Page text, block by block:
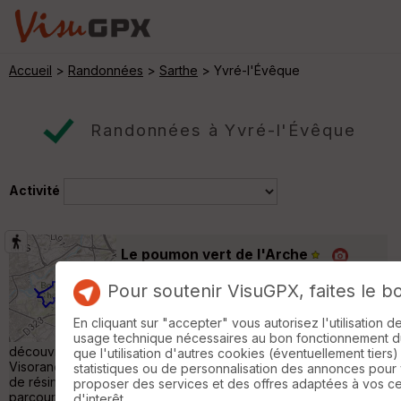
Accueil > Randonnées > Sarthe > Yvré-l'Évêque
Randonnées à Yvré-l'Évêque
Activité
Le poumon vert de l'Arche
Randonnée Pédestre 12 km
Me voilà pour le week-end tout près du
Mans. Je me rends aux portes du Mans
découvrir L'Arche de la Nature. Source de la randonnée :
Visorando Description : Avec 350ha de forêt composée à 60%
de résineux comme les pins maritimes ou les pins sylvestres, ce
parcours situé à l'Arche de la Nature ( www.arche-nature.fr/ )
Pour soutenir VisuGPX, faites le
En cliquant sur "accepter" vous autorisez l'utilisation
usage technique nécessaires au bon fonctionnement
que l'utilisation d'autres cookies (éventuellement
statistiques ou de personnalisation des annonces pour
proposer des services et des offres adaptées à vos